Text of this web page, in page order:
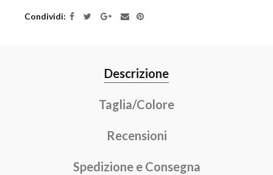
Condividi
Descrizione
Taglia/Colore
Recensioni
Spedizione e Consegna